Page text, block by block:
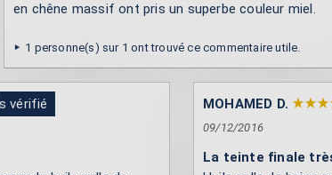
en chêne massif ont pris un superbe couleur miel.
1 personne(s) sur 1 ont trouvé ce commentaire utile.
vérifié MOHAMED D.
09/12/2016
La teinte finale